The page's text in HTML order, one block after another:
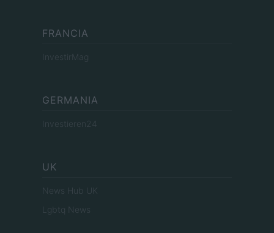
FRANCIA
InvestirMag
GERMANIA
Investieren24
UK
News Hub UK
Lgbtq News